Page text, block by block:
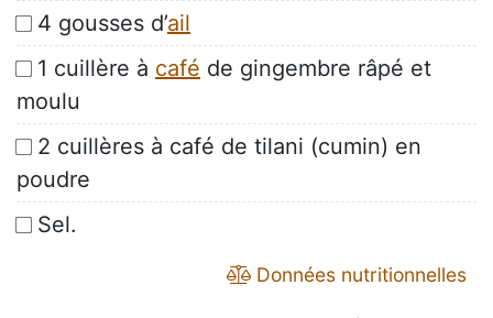
4 gousses d’ail
1 cuillère à café de gingembre râpé et
moulu
2 cuillères à café de tilani (cumin) en
poudre
Sel.
Données nutritionnelles